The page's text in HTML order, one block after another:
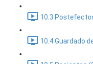
10.3
10.4 Guardado